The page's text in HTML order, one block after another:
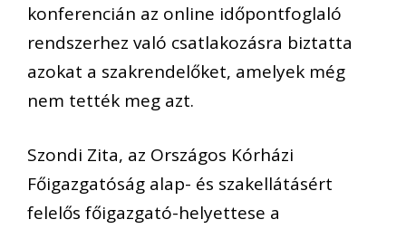
konferencián az online időpontfoglaló
rendszerhez való csatlakozásra biztatta
azokat a szakrendelőket, amelyek még
nem tették meg azt.
Szondi Zita, az Országos Kórházi
Főigazgatóság alap- és szakellátásért
felelős főigazgató-helyettese a